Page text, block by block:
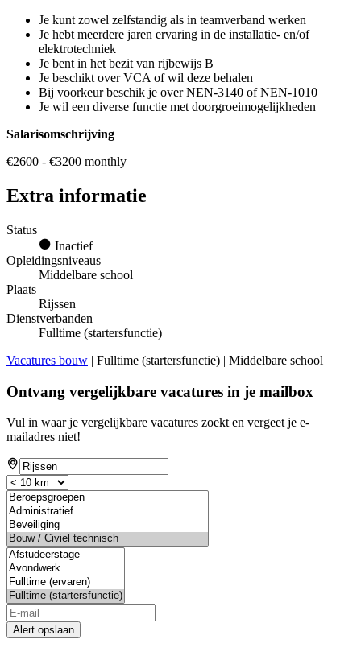
Je kunt zowel zelfstandig als in teamverband werken
Je hebt meerdere jaren ervaring in de installatie- en/of
elektrotechniek
Je bent in het bezit van rijbewijs B
Je beschikt over VCA of wil deze behalen
Bij voorkeur beschik je over NEN-3140 of NEN-1010
Je wil een diverse functie met doorgroeimogelijkheden
Salarisomschrijving
€2600 - €3200 monthly
Extra informatie
Status
Inactief
Opleidingsniveaus
Middelbare school
Plaats
Rijssen
Dienstverbanden
Fulltime (startersfunctie)
Vacatures bouw | Fulltime (startersfunctie) | Middelbare school
Ontvang vergelijkbare vacatures in je mailbox
Vul in waar je vergelijkbare vacatures zoekt en vergeet je e-
mailadres niet!
Alert opslaan